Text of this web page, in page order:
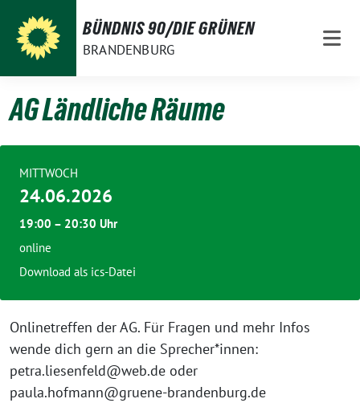
zum
Inhalt
BÜNDNIS 90/DIE GRÜNEN
BRANDENBURG
AG Ländliche Räume
Onlinetreffen der AG. Für Fragen und mehr Infos
wende dich gern an die Sprecher*innen:
petra.liesenfeld@web.de oder
paula.hofmann@gruene-brandenburg.de
MITTWOCH
24.06.2026
19:00 – 20:30 Uhr
online
Download als ics-Datei